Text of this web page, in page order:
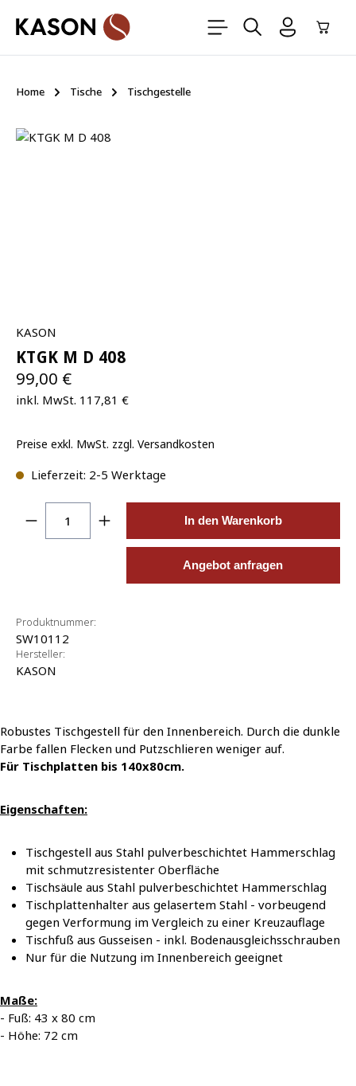
Zum Hauptinhalt springen
Home Tische Tischgestelle
Bildergalerie überspringen
KASON
KTGK M D 408
99,00 €
inkl. MwSt. 117,81 €
Preise exkl. MwSt. zzgl. Versandkosten
Lieferzeit: 2-5 Werktage
Produkt Anzahl: Gib den gewünschten Wert
In den Warenkorb
Angebot anfragen
Produktnummer:
SW10112
Hersteller:
KASON
Robustes Tischgestell für den Innenbereich. Durch die dunkle
Farbe fallen Flecken und Putzschlieren weniger auf.
Für Tischplatten bis 140x80cm.
Eigenschaften:
Tischgestell aus Stahl pulverbeschichtet Hammerschlag
mit schmutzresistenter Oberfläche
Tischsäule aus Stahl pulverbeschichtet Hammerschlag
Tischplattenhalter aus gelasertem Stahl - vorbeugend
gegen Verformung im Vergleich zu einer Kreuzauflage
Tischfuß aus Gusseisen - inkl. Bodenausgleichsschrauben
Nur für die Nutzung im Innenbereich geeignet
Maße:
- Fuß: 43 x 80 cm
- Höhe: 72 cm